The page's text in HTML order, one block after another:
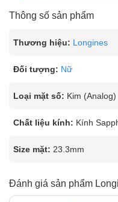
Thông số sản phẩm
Thương hiệu: Longines
Đối tượng: Nữ
Loại mặt số: Kim (Analog)
Chất liệu kính: Kính
Size mặt: 23.3mm
Đánh giá sản phẩm